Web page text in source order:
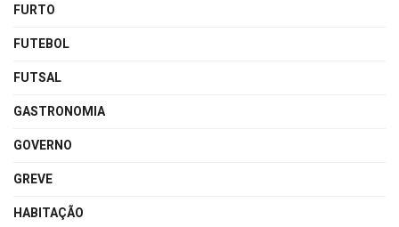
FURTO
FUTEBOL
FUTSAL
GASTRONOMIA
GOVERNO
GREVE
HABITAÇÃO